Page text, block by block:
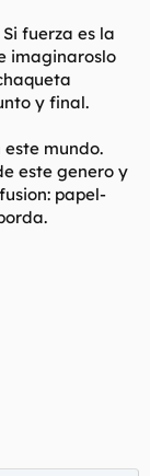
fuerza es la
imaginaroslo
y final.
este mundo.
este genero y
papel-